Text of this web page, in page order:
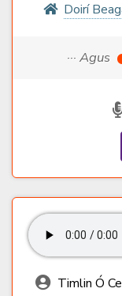
Doirí
··· Agus
Timlin Ó